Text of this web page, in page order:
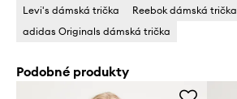
Levi's dámská trička
Reebok dámská trička
adidas Originals dámská trička
Podobné produkty